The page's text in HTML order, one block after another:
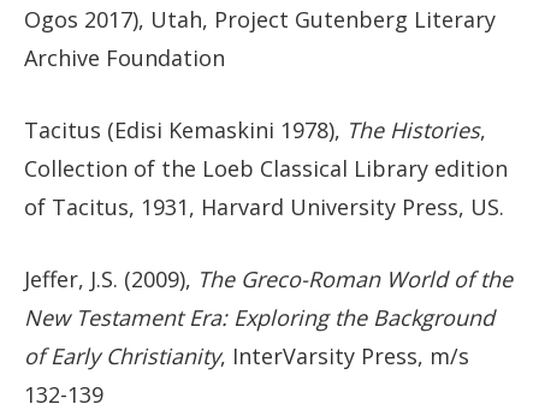
Ogos 2017), Utah, Project Gutenberg Literary
Archive Foundation
Tacitus (Edisi Kemaskini 1978), The Histories,
Collection of the Loeb Classical Library edition
of Tacitus, 1931, Harvard University Press, US.
Jeffer, J.S. (2009), The Greco-Roman World of the
New Testament Era: Exploring the Background
of Early Christianity, InterVarsity Press, m/s
132-139